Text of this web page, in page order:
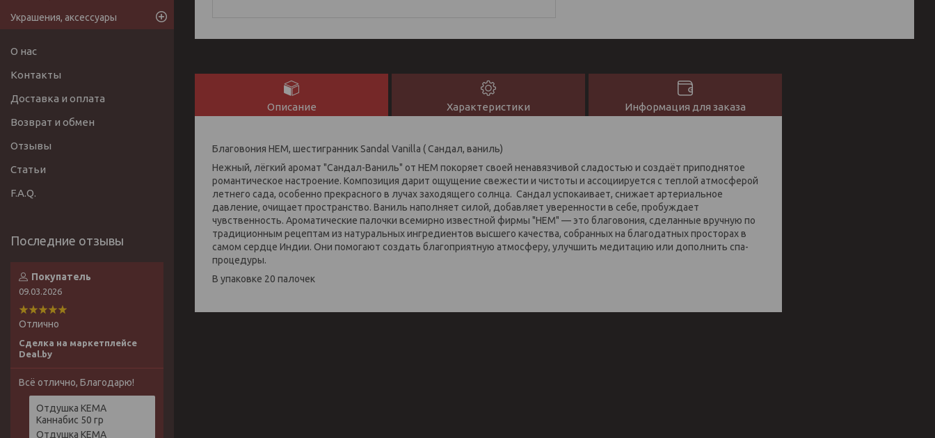
Описание Характеристики Информация для заказа
Благовония НЕМ, шестигранник Sandal Vanilla ( Сандал, ваниль)
Нежный, лёгкий аромат "Сандал-Ваниль" от HEM покоряет своей ненавязчивой сладостью и создаёт приподнятое
романтическое настроение. Композиция дарит ощущение свежести и чистоты и ассоциируется с теплой атмосферой
летнего сада, особенно прекрасного в лучах заходящего солнца. Сандал успокаивает, снижает артериальное
давление, очищает пространство. Ваниль наполняет силой, добавляет уверенности в себе, пробуждает
чувственность. Ароматические палочки всемирно известной фирмы "НЕМ" — это благовония, сделанные вручную по
традиционным рецептам из натуральных ингредиентов высшего качества, собранных на благодатных просторах в
самом сердце Индии. Они помогают создать благоприятную атмосферу, улучшить медитацию или дополнить спа-
процедуры.
В упаковке 20 палочек
Украшения, аксессуары
О нас
Контакты
Доставка и оплата
Возврат и обмен
Отзывы
Статьи
F.A.Q.
Покупатель
09.03.2026
Отлично
Сделка на маркетплейсе
Deal.by
Всё отлично, Благодарю!
Отдушка КЕМА
Каннабис 50 гр
Отдушка КЕМА